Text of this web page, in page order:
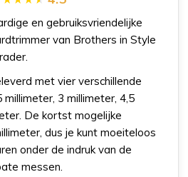
en gebruiksvriendelijke
van Brothers in Style
met vier verschillende
3 millimeter, 4,5
De kortst mogelijke
dus je kunt moeiteloos
onder de indruk van de
messen.